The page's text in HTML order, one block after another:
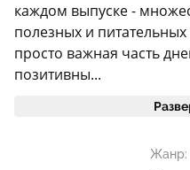
каждом выпуске -
полезных и
просто важная часть
позитивны...
Жанр: